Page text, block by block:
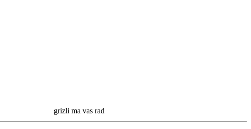
grizli ma vas rad